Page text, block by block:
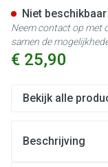
€ 25,90
Niet beschikbaar
Neem contact op met
samen de
Bekijk alle
Beschrijving